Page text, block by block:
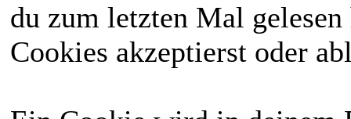
du zum letzten Mal
Cookies akzeptierst oder